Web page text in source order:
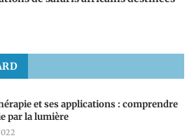
et ses applications : comprendre
par la lumière